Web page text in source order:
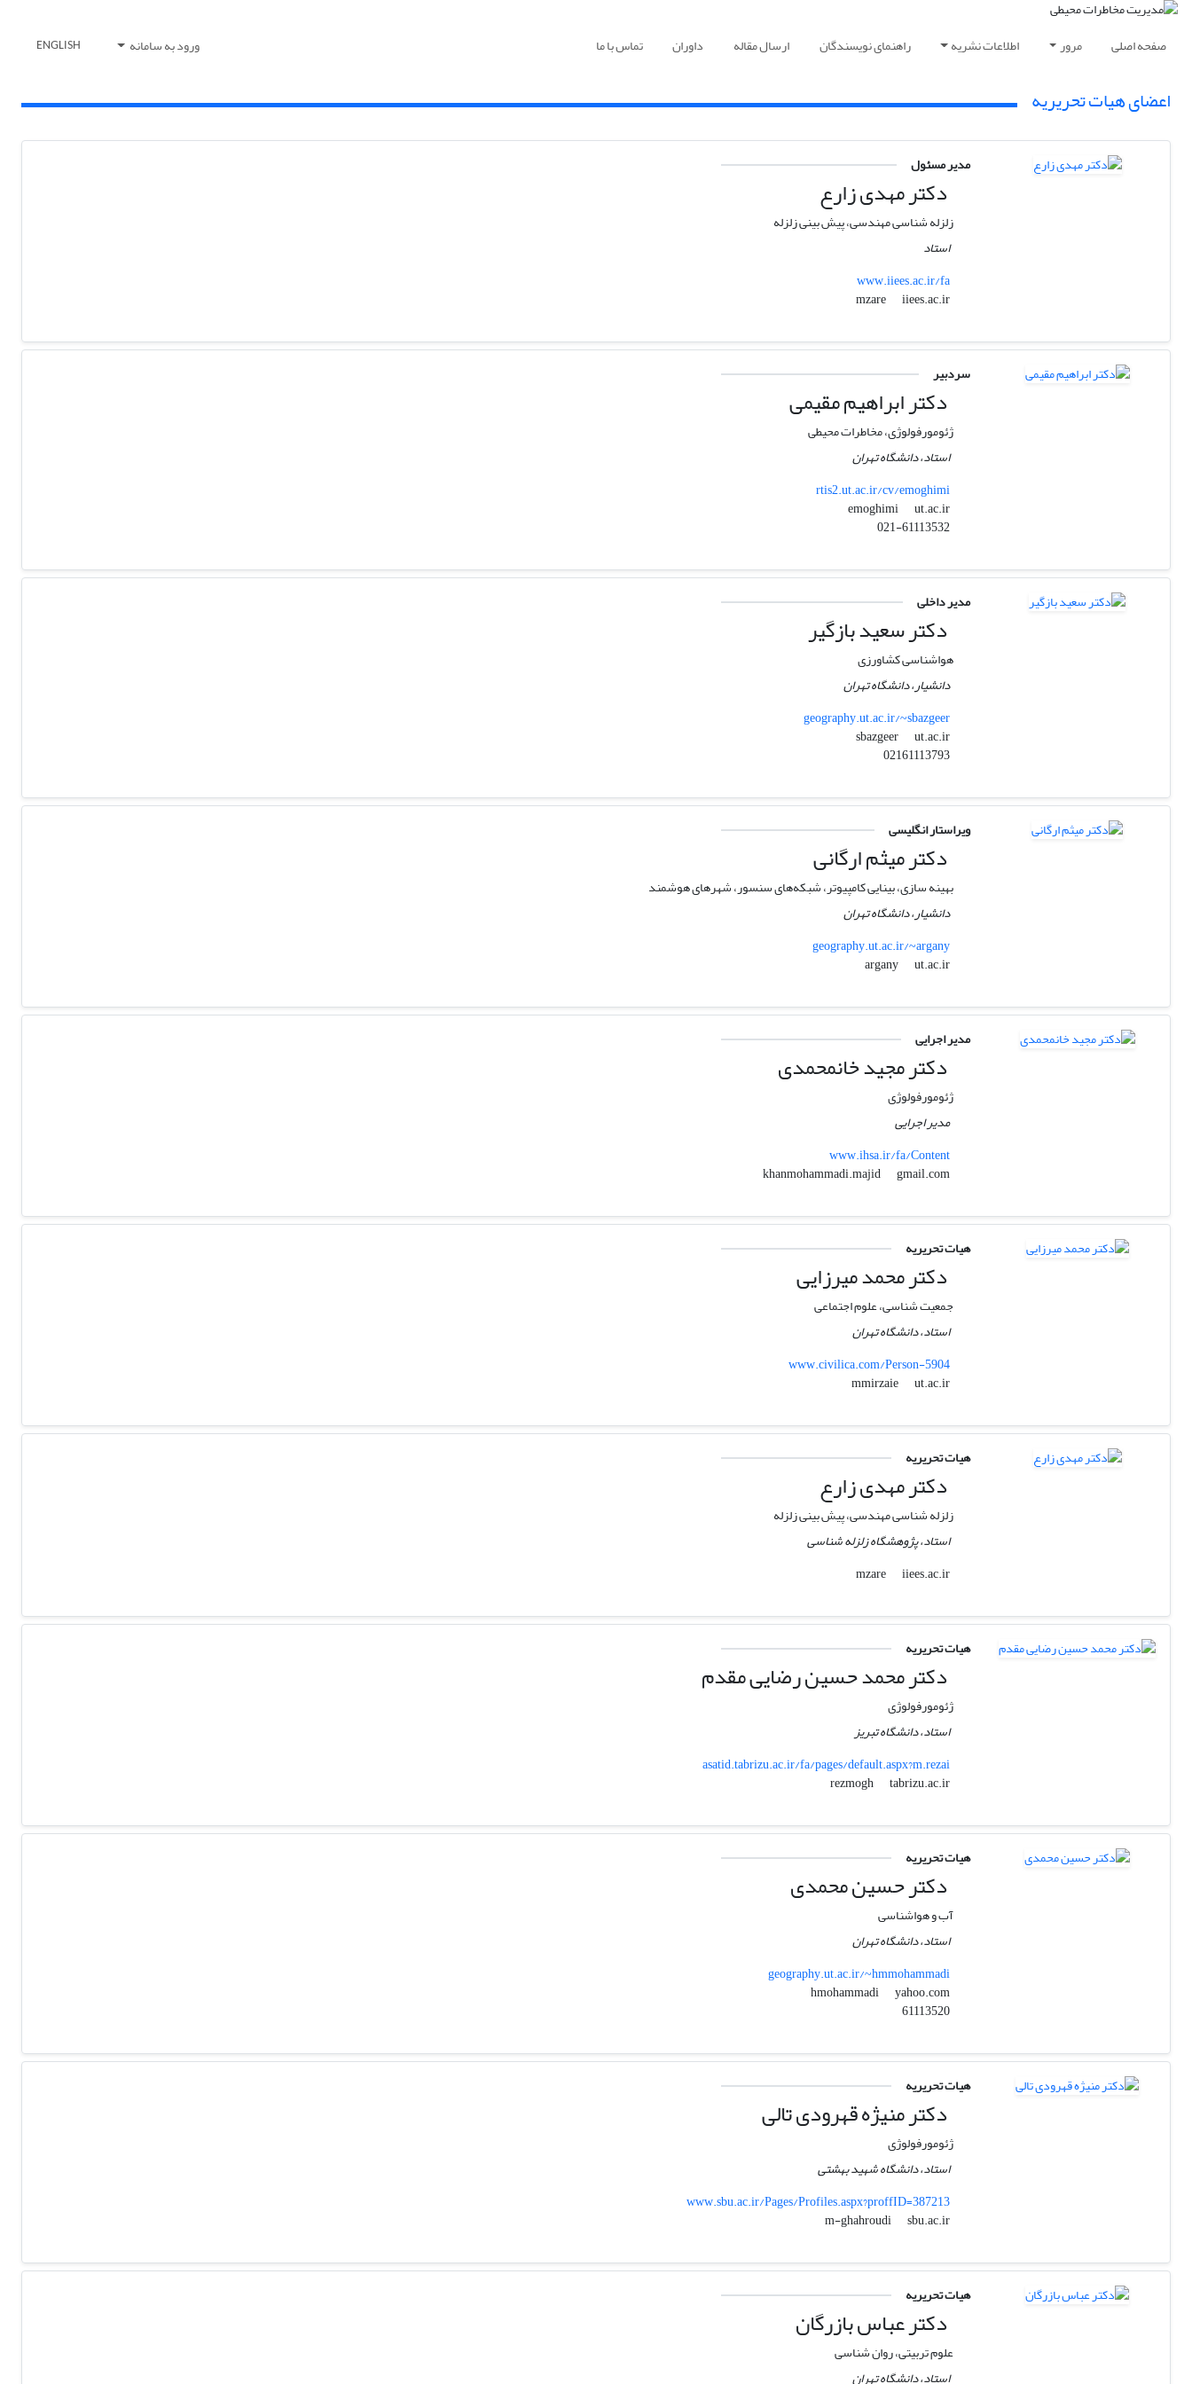
صفحه اصلی مرور اطلاعات نشریه راهنمای نویسندگان ارسال مقاله داوران تماس با ما ورود به سامانه ENGLISH
اعضای هیات تحریریه
مدیر مسئول
دکتر مهدی زارع
زلزله شناسی مهندسی، پیش بینی زلزله
استاد
www.iiees.ac.ir/fa
mzare
iiees.ac.ir
سردبیر
دکتر ابراهیم مقیمی
ژئومورفولوژی، مخاطرات محیطی
استاد، دانشگاه تهران
rtis2.ut.ac.ir/cv/emoghimi
emoghimi
ut.ac.ir
021-61113532
مدیر داخلی
دکتر سعید بازگیر
هواشناسی کشاورزی
دانشیار، دانشگاه تهران
geography.ut.ac.ir/~sbazgeer
sbazgeer
ut.ac.ir
02161113793
ویراستار انگلیسی
دکتر میثم ارگانی
بهینه سازی، بینایی کامپیوتر، شبکه‌های سنسور، شهرهای هوشمند
دانشیار، دانشگاه تهران
geography.ut.ac.ir/~argany
argany
ut.ac.ir
مدیر اجرایی
دکتر مجید خانمحمدی
ژئومورفولوژی
مدیر اجرایی
www.ihsa.ir/fa/Content
khanmohammadi.majid
gmail.com
هیات تحریریه
دکتر محمد میرزایی
جمعیت شناسی، علوم اجتماعی
استاد، دانشگاه تهران
www.civilica.com/Person-5904
mmirzaie
ut.ac.ir
هیات تحریریه
دکتر مهدی زارع
زلزله شناسی مهندسی، پیش بینی زلزله
استاد، پژوهشگاه زلزله شناسی
mzare
iiees.ac.ir
هیات تحریریه
دکتر محمد حسین رضایی مقدم
ژئومورفولوژی
استاد، دانشگاه تبریز
asatid.tabrizu.ac.ir/fa/pages/default.aspx?m.rezai
rezmogh
tabrizu.ac.ir
هیات تحریریه
دکتر حسین محمدی
آب و هواشناسی
استاد، دانشگاه تهران
geography.ut.ac.ir/~hmmohammadi
hmohammadi
yahoo.com
61113520
هیات تحریریه
دکتر منیژه قهرودی تالی
ژئومورفولوژی
استاد، دانشگاه شهید بهشتی
www.sbu.ac.ir/Pages/Profiles.aspx?proffID=387213
m-ghahroudi
sbu.ac.ir
هیات تحریریه
دکتر عباس بازرگان
علوم تربیتی، روان شناسی
استاد، دانشگاه تهران